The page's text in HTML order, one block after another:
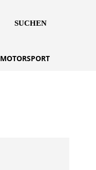
SUCHEN
MOTORSPORT